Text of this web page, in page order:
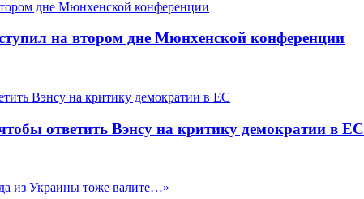
на втором дне Мюнхенской конференции
ответить Вэнсу на критику демократии в ЕС